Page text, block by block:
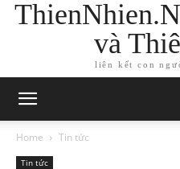
và
liên kết con
Home Tin tức
Tin tức